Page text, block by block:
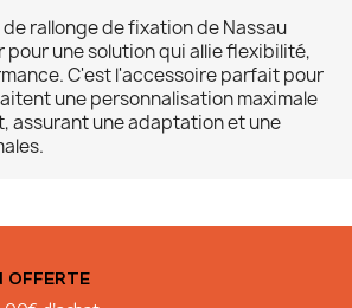
rallonge de fixation de Nassau
une solution qui allie flexibilité,
C'est l'accessoire parfait pour
une personnalisation maximale
assurant une adaptation et une
OFFERTE